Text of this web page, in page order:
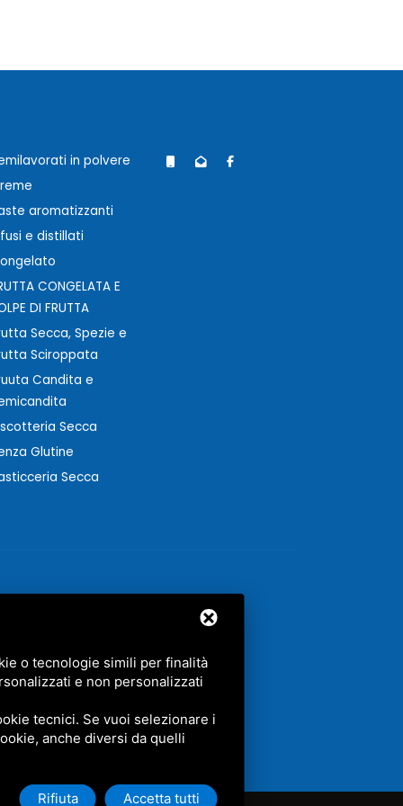
in polvere
aromatizzanti
e distillati
CONGELATA E
DI FRUTTA
Secca, Spezie e
Sciroppata
Candita e
Secca
Glutine
Secca
o tecnologie simili per finalità
e non personalizzati
tecnici. Se vuoi selezionare i
anche diversi da quelli
Rifiuta Accetta tutti